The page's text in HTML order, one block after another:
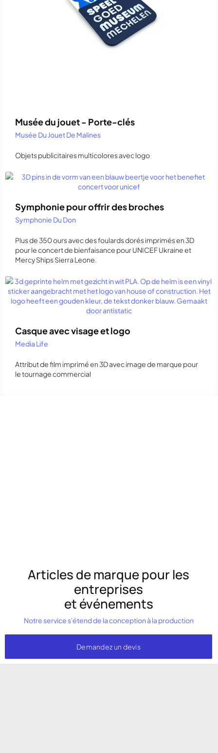
Musée du jouet - Porte-clés
Musée Du Jouet De Malines
Objets publicitaires multicolores avec logo
Symphonie pour offrir des broches
Symphonie Du Don
Plus de 350 ours avec des foulards dorés imprimés en 3D
pour le concert de bienfaisance pour UNICEF Ukraine et
Mercy Ships Sierra Leone.
Casque avec visage et logo
Media Life
Attribut de film imprimé en 3D avec image de marque pour
le tournage commercial
Articles de marque pour les
entreprises
et événements
Notre service s'étend de la conception à la production
Demandez un devis